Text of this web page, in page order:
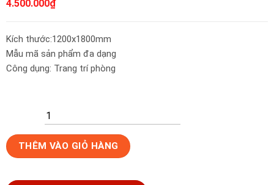
4.500.000₫
Kích thước:1200x1800mm
Mẫu mã sản phẩm đa dạng
Công dụng: Trang trí phòng
Gạch
tranh
THÊM VÀO GIỎ HÀNG